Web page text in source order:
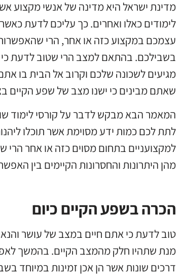
מדינת ישראל היא מדינה של אנשי מקצוע
לימודים כאלו ואחרים. כך עליכם לדעת
עצמכם במקצוע כזה או אחר, הרי
בשבילכם. בהתאם למצב הרי שטוב לדעת כי
מגיעים לשכונה שלכם וקרוב אל הבית בו
שאתם מבינים כי ישנו מצב של שפע הקיים
המאמר הבא מבקש לדבר על קורסי לימוד
לתת לכם כמות ידע מסוימת אשר תוכלו
למקצועניים בתחום מסוים כזה או אחר
מהן היתרונות והחסרונות הקיימים בין
הכרה בשפע הקיים כיום
טוב לדעת כי אתם חיים במצב של עושר
מנת שתהיו חלק מהמצב הקיים. בהמשך
דרכים שונות אשר הן אכן זמינות במיוחד